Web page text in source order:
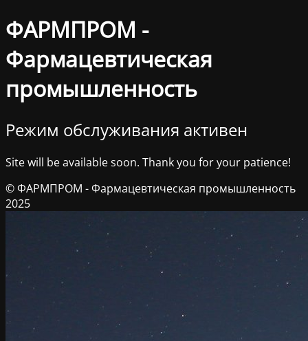
ФАРМПРОМ -
Фармацевтическая
промышленность
Режим обслуживания активен
Site will be available soon. Thank you for your patience!
© ФАРМПРОМ - Фармацевтическая промышленность
2025